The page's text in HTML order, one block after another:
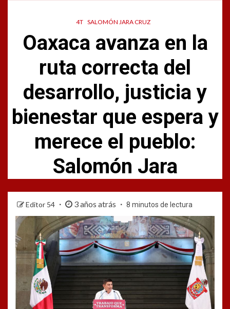
4T SALOMÓN JARA CRUZ
Oaxaca avanza en la
ruta correcta del
desarrollo, justicia y
bienestar que espera y
merece el pueblo:
Salomón Jara
Editor 54 3 años atrás 8 minutos de lectura